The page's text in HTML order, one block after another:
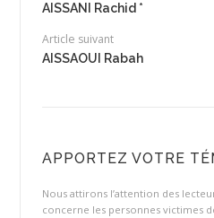
AISSANI Rachid *
Article suivant
AISSAOUI Rabah
APPORTEZ VOTRE
Nous attirons l’attention des
concerne les personnes victimes